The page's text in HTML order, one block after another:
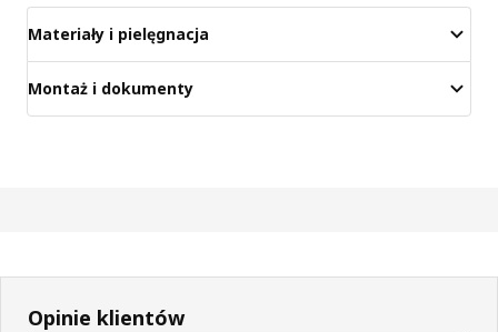
Materiały i pielęgnacja
Montaż i dokumenty
Opinie klientów